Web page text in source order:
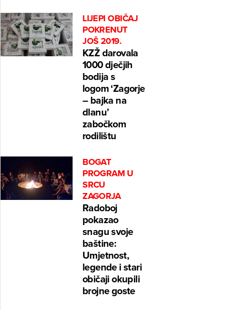
LIJEPI OBIČAJ
POKRENUT
JOŠ 2019.
KZŽ darovala
1000 dječjih
bodija s
logom ‘Zagorje
– bajka na
dlanu’
zabočkom
rodilištu
BOGAT
PROGRAM U
SRCU
ZAGORJA
Radoboj
pokazao
snagu svoje
baštine:
Umjetnost,
legende i stari
običaji okupili
brojne goste